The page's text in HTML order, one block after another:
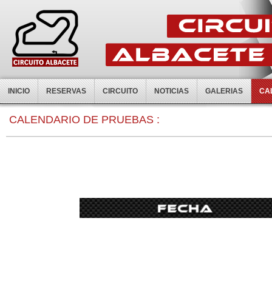
INICIO RESERVAS CIRCUITO NOTICIAS GALERIAS
CALENDARIO DE PRUEBAS :
0:00